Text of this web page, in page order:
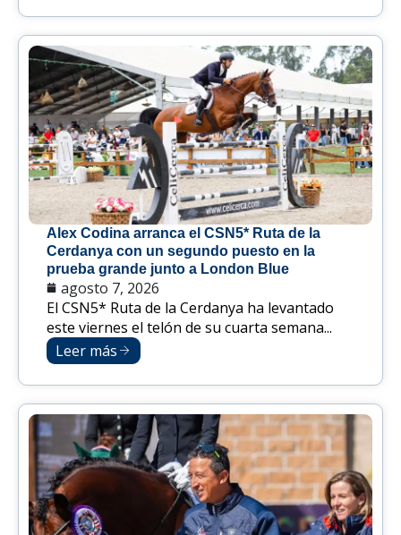
Alex Codina arranca el CSN5* Ruta de la
Cerdanya con un segundo puesto en la
prueba grande junto a London Blue
agosto 7, 2026
El CSN5* Ruta de la Cerdanya ha levantado
este viernes el telón de su cuarta semana...
Leer más